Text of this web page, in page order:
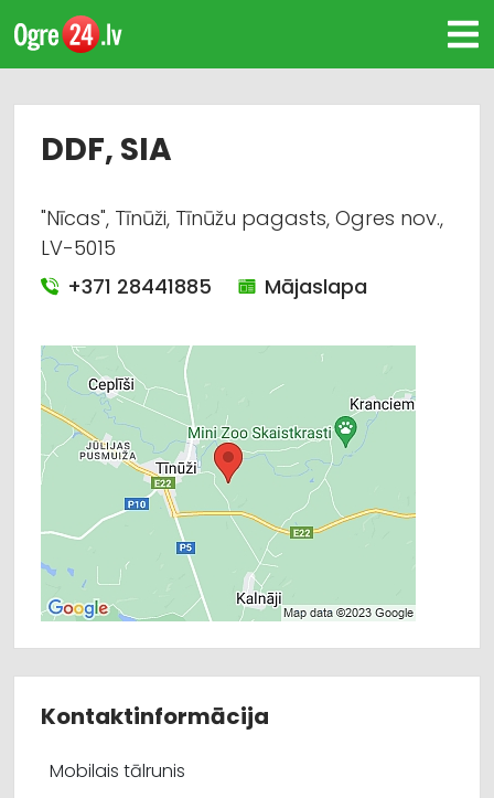
DDF, SIA
"Nīcas", Tīnūži, Tīnūžu pagasts, Ogres nov.,
LV-5015
+371 28441885
Mājaslapa
Kontaktinformācija
Mobilais tālrunis